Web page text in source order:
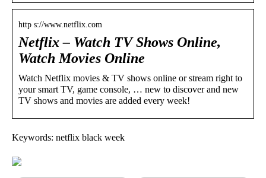
http s://www.netflix.com
Netflix – Watch TV Shows Online,
Watch Movies Online
Watch Netflix movies & TV shows online or stream right to
your smart TV, game console, … new to discover and new
TV shows and movies are added every week!
Keywords: netflix black week